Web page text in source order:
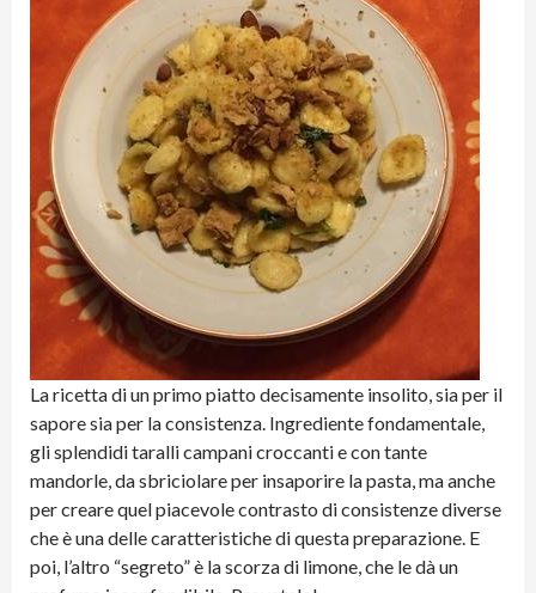
La ricetta di un primo piatto decisamente insolito, sia per il
sapore sia per la consistenza. Ingrediente fondamentale,
gli splendidi taralli campani croccanti e con tante
mandorle, da sbriciolare per insaporire la pasta, ma anche
per creare quel piacevole contrasto di consistenze diverse
che è una delle caratteristiche di questa preparazione. E
poi, l’altro “segreto” è la scorza di limone, che le dà un